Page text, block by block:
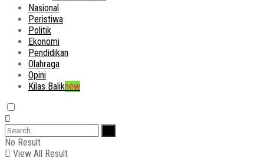
Nasional
Peristiwa
Politik
Ekonomi
Pendidikan
Olahraga
Opini
Kilas Baliknew
No Result
View All Result